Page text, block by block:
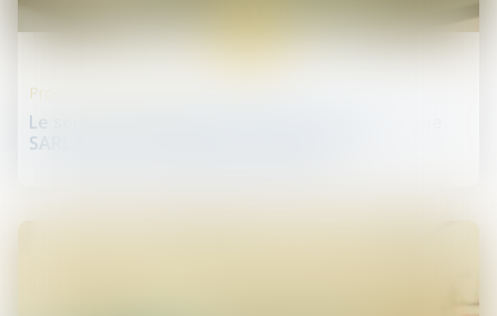
Le sort des cotisations sociales du gérant d'une
SARL placée en liquidation judiciaire
Procédures collectives